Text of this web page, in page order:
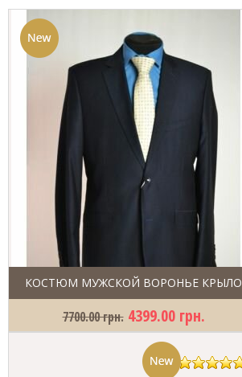
КОСТЮМ МУЖСКОЙ ВОРОНЬЕ КРЫЛО
7700.00 грн. 4399.00 грн.